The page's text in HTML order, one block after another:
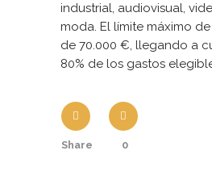
industrial, audiovisual,
moda. El límite máximo
de 70.000 €, llegando a
80% de los gastos
Share 0